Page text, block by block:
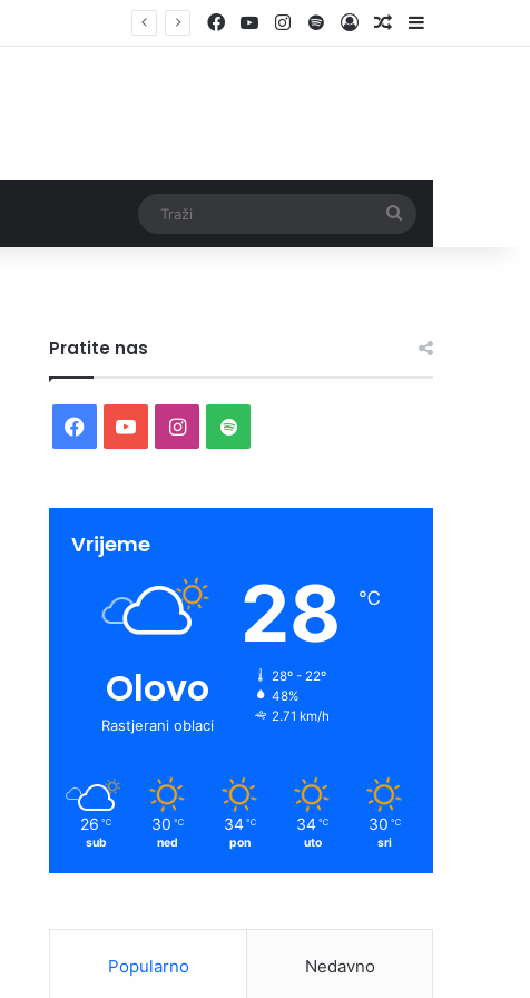
Facebook
YouTubeInstagram
SpotifyLog InRandom Article
Sidebar
Pratite nas
Facebook
YouTubeInstagram
Spotify
Vrijeme
Olovo
Rastjerani oblaci
28 ℃
28º - 22º
48%
2.71 km/h
26 ℃
sub
30 ℃
ned
34 ℃
pon
34 ℃
uto
30 ℃
sri
Popularno Nedavno